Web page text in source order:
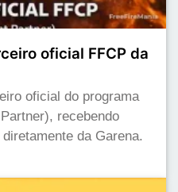
oficial FFCP da
oficial do programa
recebendo
da Garena.